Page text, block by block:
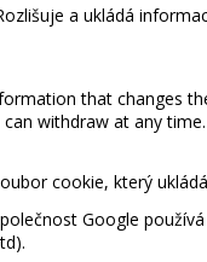
a ukládá
that changes
withdraw at any
cookie, který
Google